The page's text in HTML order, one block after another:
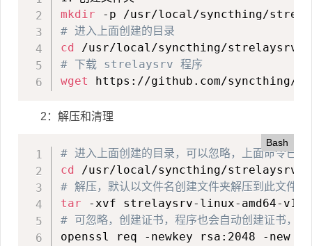
mkdir
# 进入上面创建的目录
cd
# 下载 strelaysrv 程序
wget https://github.com/syncthing/
2：解压和清理
Bash
# 进入上面创建的目录，可以忽略，上面命令已经
cd
# 解压，默认以文件名创建文件夹解压到此文件夹
tar
# 可忽略，创建证书，程序也会自动创建证书，这